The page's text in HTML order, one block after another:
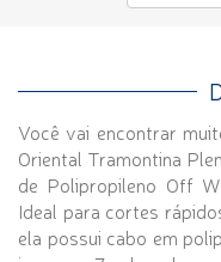
Você vai encontrar
Oriental Tramontina
de Polipropileno Off
Ideal para cortes
ela possui cabo em